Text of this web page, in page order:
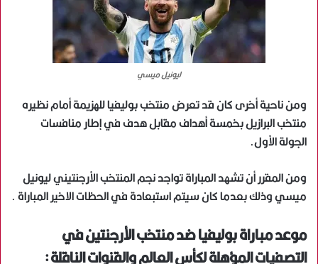
ليونيل ميسي
ومن ناحية أخرى كان قد تعرض منتخب بوليفيا للهزيمة أمام نظيره
منتخب البرازيل بخمسة أهداف مقابل هدف في إطار منافسات
الجولة الأول.
ومن المقرر أن تشهد المباراة تواجد نجم المنتخب الأرجنتيني ليونيل
ميسي وذلك بعدما كان سيتم استبعادة في الحظات الاخير المباراة .
موعد مباراة بوليفيا ضد منتخب الأرجنتين في
التصفيات المؤهلة لكأس العالم والقنوات الناقلة :